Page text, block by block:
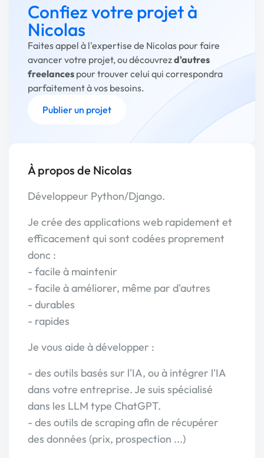
Confiez votre projet à
Nicolas
Faites appel à l'expertise de Nicolas pour faire
avancer votre projet, ou découvrezd'autres
freelances pour trouver celui qui correspondra
parfaitement à vos besoins.
Publier un projet
À propos de Nicolas
Développeur Python/Django.
Je crée des applications web rapidement et
efficacement qui sont codées proprement
donc :
- facile à maintenir
- facile à améliorer, même par d'autres
- durables
- rapides
Je vous aide à développer :
- des outils basés sur l'IA, ou à intégrer l'IA
dans votre entreprise. Je suis spécialisé
dans les LLM type ChatGPT.
- des outils de scraping afin de récupérer
des données (prix, prospection ...)